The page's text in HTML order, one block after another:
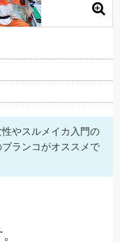
やスルメイカ入門の
ランコがオススメで